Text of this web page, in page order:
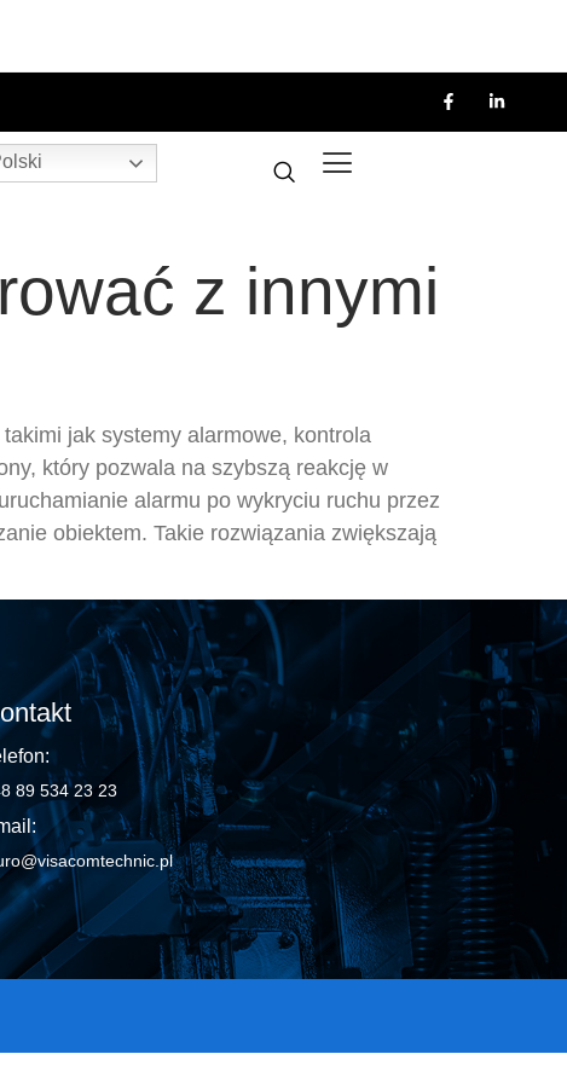
z innymi
jak systemy alarmowe, kontrola
który pozwala na szybszą reakcję w
alarmu po wykryciu ruchu przez
obiektem. Takie rozwiązania zwiększają
89 534 23 23